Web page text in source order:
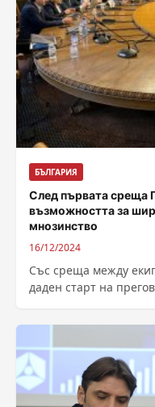
БЪЛГАРИЯ
След първата среща
възможността за
мнозинство
16/12/2024
Със среща между
даден старт на